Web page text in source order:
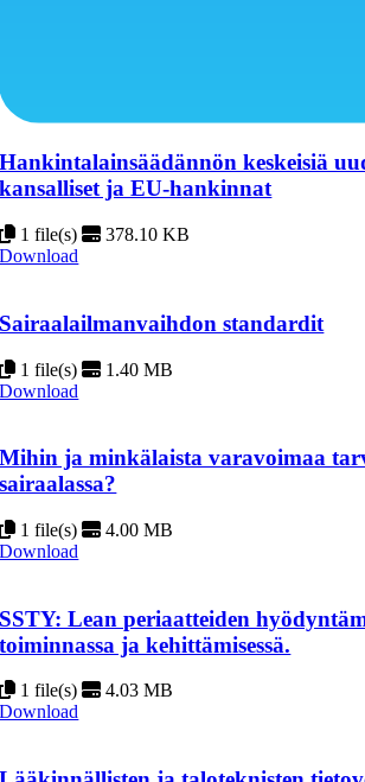
Hankintalainsäädännön keskeisiä
kansalliset ja EU-hankinnat
1 file(s)
378.10 KB
Download
Sairaalailmanvaihdon standardit
1 file(s)
1.40 MB
Download
Mihin ja minkälaista varavoimaa
sairaalassa?
1 file(s)
4.00 MB
Download
SSTY: Lean periaatteiden
toiminnassa ja kehittämisessä.
1 file(s)
4.03 MB
Download